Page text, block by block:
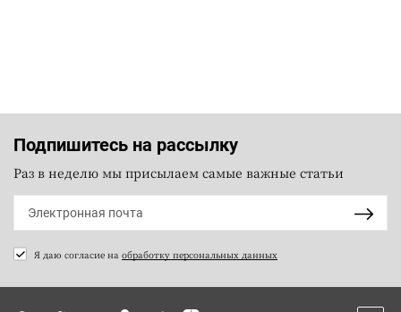
Подпишитесь на рассылку
Раз в неделю мы присылаем самые важные статьи
Я даю согласие на обработку персональных данных